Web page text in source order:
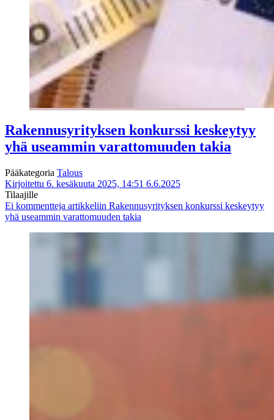
Rakennusyrityksen konkurssi keskeytyy
yhä useammin varattomuuden takia
Pääkategoria Talous
Kirjoitettu 6. kesäkuuta 2025, 14:51 6.6.2025
Tilaajille
Ei kommentteja artikkeliin Rakennusyrityksen konkurssi keskeytyy
yhä useammin varattomuuden takia